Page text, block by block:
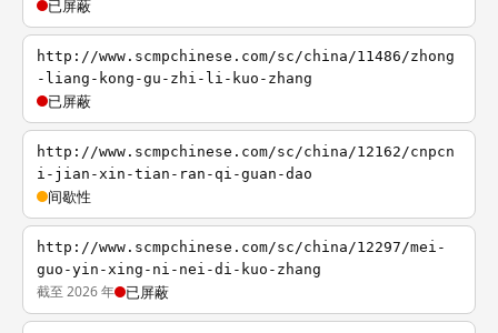
已屏蔽
http://www.scmpchinese.com/sc/china/11486/zhong
-liang-kong-gu-zhi-li-kuo-zhang
已屏蔽
http://www.scmpchinese.com/sc/china/12162/cnpcn
i-jian-xin-tian-ran-qi-guan-dao
间歇性
http://www.scmpchinese.com/sc/china/12297/mei-
guo-yin-xing-ni-nei-di-kuo-zhang
截至 2026 年 已屏蔽